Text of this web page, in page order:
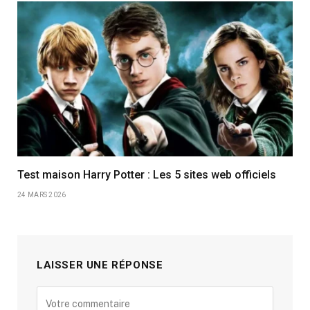
Test maison Harry Potter : Les 5 sites web officiels
24 MARS 2026
LAISSER UNE RÉPONSE